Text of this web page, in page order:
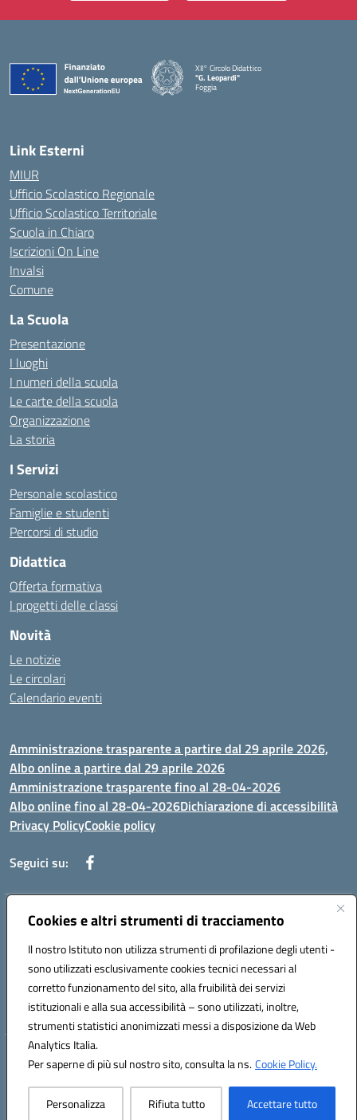
Cookies e altri strumenti di tracciamento
Il nostro Istituto non utilizza strumenti di profilazione degli utenti -
sono utilizzati esclusivamente cookies tecnici necessari al
corretto funzionamento del sito, alla fruibilità dei servizi
istituzionali e alla sua accessibilità – sono utilizzati, inoltre,
strumenti statistici anonimizzati messi a disposizione da Web
Analytics Italia.
Per saperne di più sul nostro sito, consulta la ns.Cookie Policy.
Personalizza Rifiuta tutto Accettare tutto
XII° Circolo Didattico
"G. Leopardi"
Foggia
— Visita la pagina iniziale della scuola
Link Esterni
MIUR
Ufficio Scolastico Regionale
Ufficio Scolastico Territoriale
Scuola in Chiaro
Iscrizioni On Line
Invalsi
Comune
La Scuola
Presentazione
I luoghi
I numeri della scuola
Le carte della scuola
Organizzazione
La storia
I Servizi
Personale scolastico
Famiglie e studenti
Percorsi di studio
Didattica
Offerta formativa
I progetti delle classi
Novità
Le notizie
Le circolari
Calendario eventi
Amministrazione trasparente a partire dal 29 aprile 2026,
Albo online a partire dal 29 aprile 2026
Amministrazione trasparente fino al 28-04-2026
Albo online fino al 28-04-2026Dichiarazione di accessibilità
Privacy PolicyCookie policy
Seguici su:
Indirizzo:Via Selicato, 1 71122 FOGGIA (FG)
Posta elettronica certificata (PEC):fgee01200c@pec.istruzione.it
Codice fiscale: 80005820719
Codice meccanografico: FGEE01200C
Hosting & Powered by 3D Solution S.r.l.
Concept & Design by Designers Italia